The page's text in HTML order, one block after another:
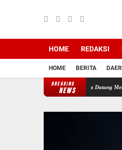
HOME REDAKSI
HOME BERITA
BREAKING
NEWS
Musim Tanam, Babinsa Datang Menemui Petani